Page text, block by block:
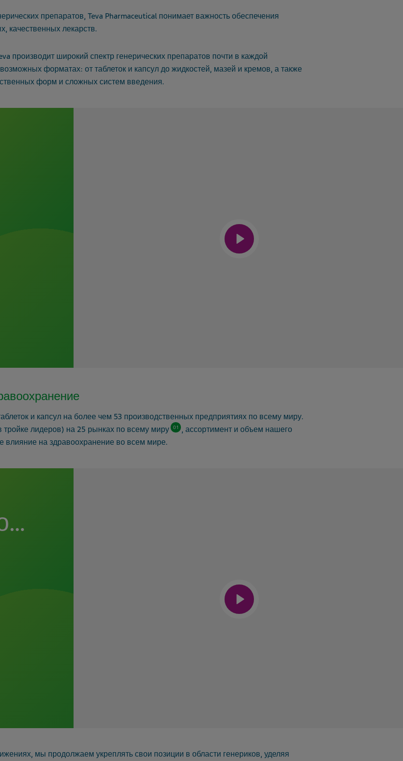
препаратов, Teva Pharmaceutical понимает важность обеспечения
качественных лекарств.
производит широкий спектр генерических препаратов почти в каждой
форматах: от таблеток и капсул до жидкостей, мазей и кремов, а также
форм и сложных систем введения.
и капсул на более чем 53 производственных предприятиях по всему миру.
лидеров) на 25 рынках по всему миру
01
, ассортимент и объем нашего
влияние на здравоохранение во всем мире.
мы продолжаем укреплять свои позиции в области генериков, уделяя